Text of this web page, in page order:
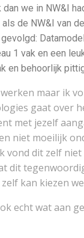
we in NW&I
de NW&I van
1 vak en een
en behoorlijk
maar ik
gaat over
met jezelf
niet moeilijk
vond dit zelf
dit
kan kiezen
echt wat aan